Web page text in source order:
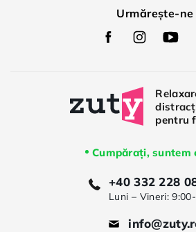
Urmărește-ne
Zuty
Facebook
Zuty
Instagram
Zuty
Youtube
Cumpărați, suntem
+40 332 228
Luni – Vineri: